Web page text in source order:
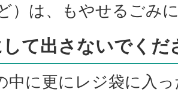
）は、もやせるごみ
て出さないでくだ
中に更にレジ袋に入